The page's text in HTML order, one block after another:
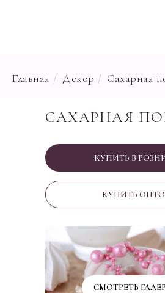
Главная / Декор / Сахарная
КУПИТЬ В
КУПИТЬ
СМОТРЕТЬ
САХАРНАЯ